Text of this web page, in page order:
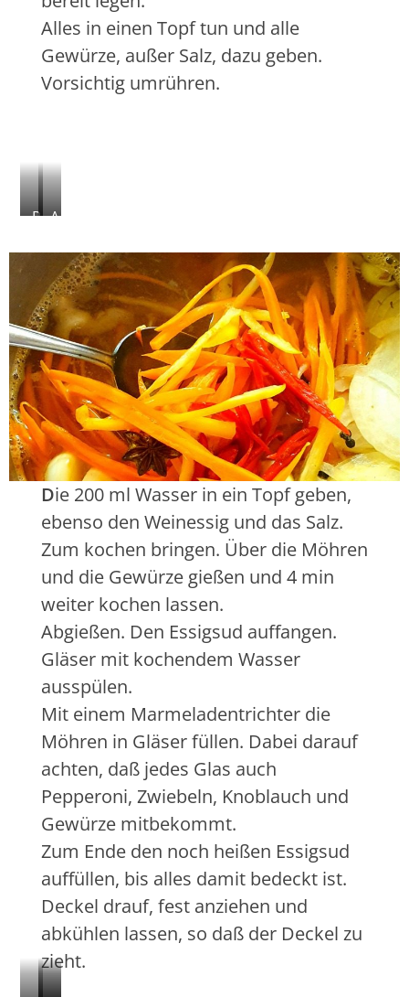
Alles in einen Topf tun und alle
Gewürze, außer Salz, dazu geben.
Vorsichtig umrühren.
P
e
r
o
n
i
l
ä
n
g
A
e
s
i
n
e
i
n
e
n
T
o
p
f
u
n
,
G
w
ü
r
z
e
d
a
z
u
g
e
b
e
n
Die 200 ml Wasser in ein Topf geben,
ebenso den Weinessig und das Salz.
Zum kochen bringen. Über die Möhren
und die Gewürze gießen und 4 min
weiter kochen lassen.
Abgießen. Den Essigsud auffangen.
Gläser mit kochendem Wasser
ausspülen.
Mit einem Marmeladentrichter die
Möhren in Gläser füllen. Dabei darauf
achten, daß jedes Glas auch
Pepperoni, Zwiebeln, Knoblauch und
Gewürze mitbekommt.
Zum Ende den noch heißen Essigsud
auffüllen, bis alles damit bedeckt ist.
Deckel drauf, fest anziehen und
abkühlen lassen, so daß der Deckel zu
zieht.